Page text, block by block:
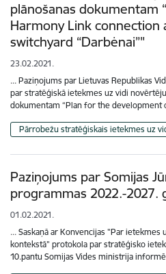
plānošanas dokumentam
Harmony Link connection
switchyard “Darbėnai”"
23.02.2021.
... Paziņojums par Lietuvas Republikas
par stratēģiskā ietekmes uz vidi
dokumentam “Plan for the
Pārrobežu stratēģiskais ietekmes uz
Paziņojums par Somijas
programmas 2022.-2027.
01.02.2021.
... Saskaņā ar Konvencijas "Par
kontekstā" protokola par stratēģisko
10.pantu Somijas Vides ministrija